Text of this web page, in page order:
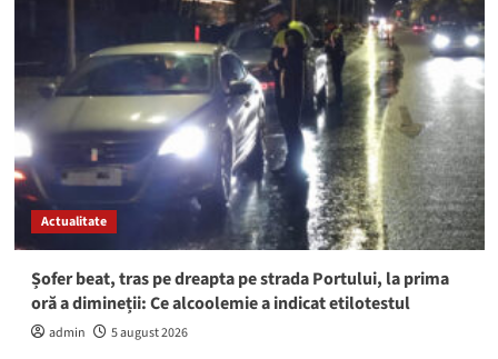
Actualitate
Șofer beat, tras pe dreapta pe strada Portului, la prima
oră a dimineții: Ce alcoolemie a indicat etilotestul
admin 5 august 2026